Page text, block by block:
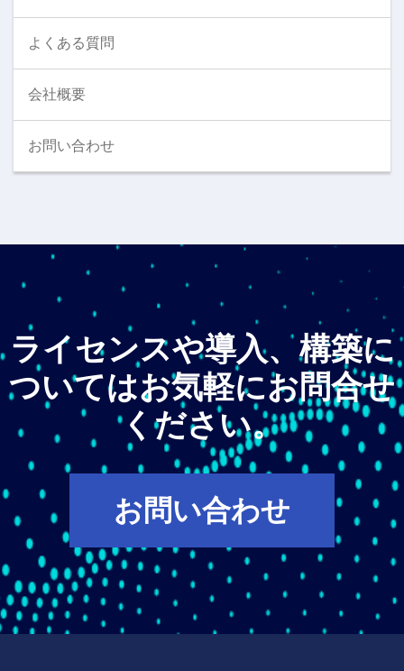
よくある質問
会社概要
お問い合わせ
ライセンスや導入、構築に
ついてはお気軽にお問合せ
ください。
お問い合わせ